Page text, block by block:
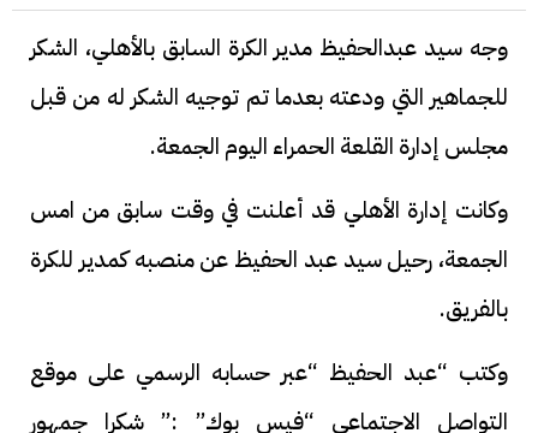
وجه سيد عبدالحفيظ مدير الكرة السابق بالأهلي، الشكر
للجماهير التي ودعته بعدما تم توجيه الشكر له من قبل
مجلس إدارة القلعة الحمراء اليوم الجمعة.
وكانت إدارة الأهلي قد أعلنت في وقت سابق من امس
الجمعة، رحيل سيد عبد الحفيظ عن منصبه كمدير للكرة
بالفريق.
وكتب “عبد الحفيظ “عبر حسابه الرسمي على موقع
التواصل الاجتماعي “فيس بوك” :” شكرا جمهور